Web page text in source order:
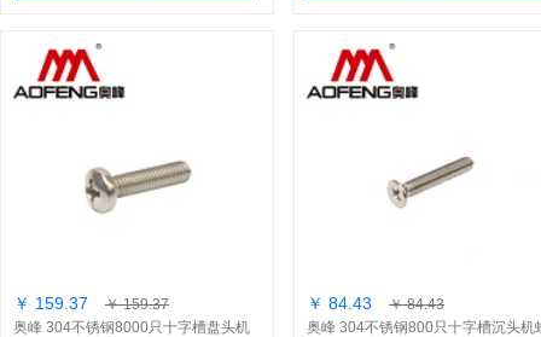
￥ 159.37
￥ 159.37
奥峰 304不锈钢8000只十字槽盘头机
￥ 84.43
￥ 84.43
奥峰 304不锈钢800只十字槽沉头机